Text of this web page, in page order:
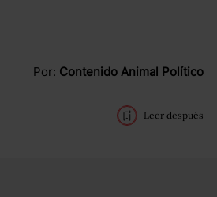
Por: Contenido Animal Político
Leer después